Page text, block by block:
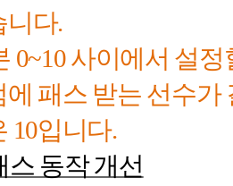
니다.
0~10사이에서 설정
에 패스 받는 선수가
10입니다.
스 동작 개선